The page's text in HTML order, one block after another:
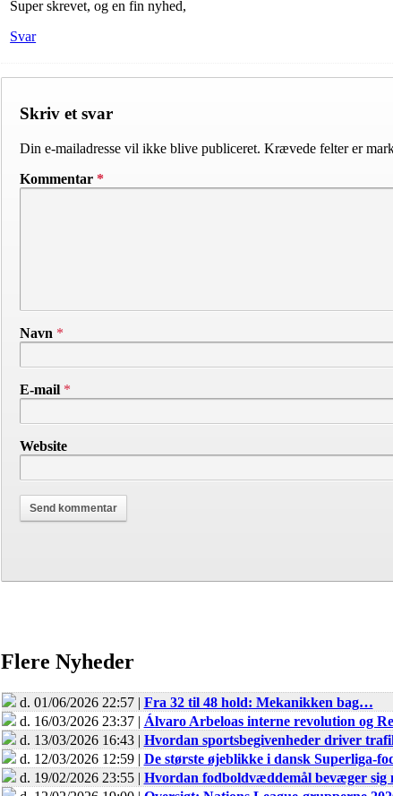
Super skrevet, og en fin nyhed,
Svar
Skriv et svar
Din e-mailadresse vil ikke blive publiceret. Krævede felter er
Kommentar *
Navn *
E-mail *
Website
Flere Nyheder
d. 01/06/2026 22:57 | Fra 32 til 48 hold: Mekanikken bag…
d. 16/03/2026 23:37 | Álvaro Arbeloas interne revolution og
d. 13/03/2026 16:43 | Hvordan sportsbegivenheder driver
d. 12/03/2026 12:59 | De største øjeblikke i dansk Superliga-
d. 19/02/2026 23:55 | Hvordan fodboldvæddemål bevæger